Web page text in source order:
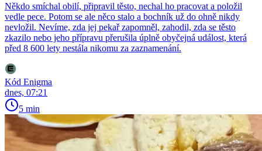
Někdo smíchal obilí, připravil těsto, nechal ho pracovat a položil
vedle pece. Potom se ale něco stalo a bochník už do ohně nikdy
nevložil. Nevíme, zda jej pekař zapomněl, zahodil, zda se těsto
zkazilo nebo jeho přípravu přerušila úplně obyčejná událost, která
před 8 600 lety nestála nikomu za zaznamenání.
Kód Enigma
dnes, 07:21
5 min